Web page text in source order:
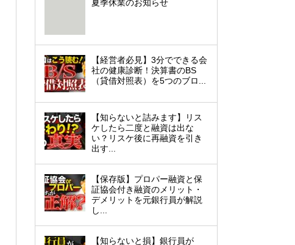
夏季休業のお知らせ
【経営者必見】3分でできる会
社の健康診断！決算書のBS
（貸借対照表）を5つのブロ...
【知らないと詰みます】リス
ケしたら二度と融資は出な
い？リスケ後に再融資を引き
出す...
【保存版】プロパー融資と保
証協会付き融資のメリット・
デメリットを元銀行員が解説
し...
【知らないと損】銀行員が